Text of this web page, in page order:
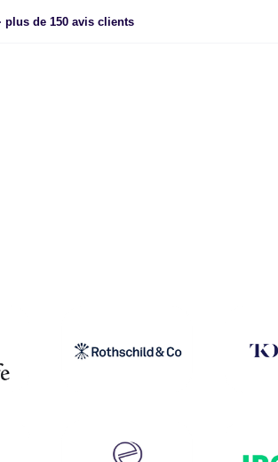
Cleerly
plus de 150 avis clients